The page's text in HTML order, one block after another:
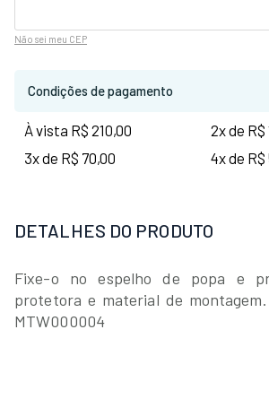
Não sei meu CEP
Condições de pagamento
À vista R$ 210,00
2x de R$
3x de R$ 70,00
4x de R$
DETALHES DO PRODUTO
Fixe-o no espelho de popa e
protetora e material de
MTW000004